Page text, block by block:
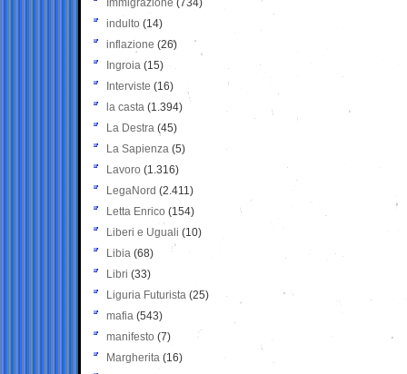
Immigrazione (734)
indulto (14)
inflazione (26)
Ingroia (15)
Interviste (16)
la casta (1.394)
La Destra (45)
La Sapienza (5)
Lavoro (1.316)
LegaNord (2.411)
Letta Enrico (154)
Liberi e Uguali (10)
Libia (68)
Libri (33)
Liguria Futurista (25)
mafia (543)
manifesto (7)
Margherita (16)